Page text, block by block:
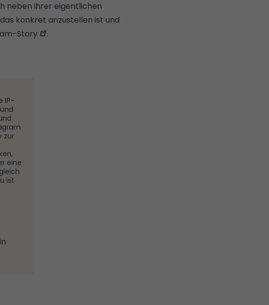
neben ihrer eigentlichen
konkret anzustellen ist und
Story
.
IP-
zur
eine
ist